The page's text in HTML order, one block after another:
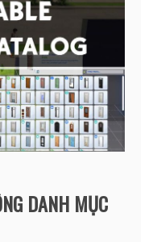
DANH MỤC